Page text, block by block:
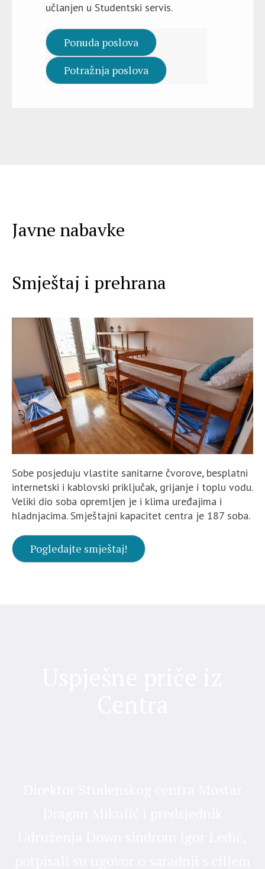
učlanjen u Studentski servis.
Ponuda poslova
Potražnja poslova
Javne nabavke
Smještaj i prehrana
Sobe posjeduju vlastite sanitarne čvorove, besplatni
internetski i kablovski priključak, grijanje i toplu vodu.
Veliki dio soba opremljen je i klima uređajima i
hladnjacima. Smještajni kapacitet centra je 187 soba.
Pogledajte smještaj!